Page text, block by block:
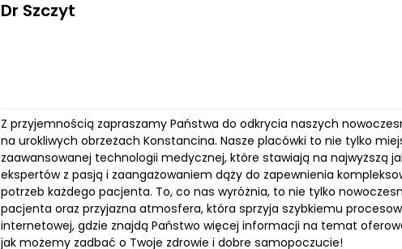
Dr Szczyt
Z przyjemnością zapraszamy Państwa do odkrycia naszych
na urokliwych obrzeżach Konstancina. Nasze placówki to nie tylko
zaawansowanej technologii medycznej, które stawiają na najwyższą
ekspertów z pasją i zaangażowaniem dąży do zapewnienia
potrzeb każdego pacjenta. To, co nas wyróżnia, to nie tylko
pacjenta oraz przyjazna atmosfera, która sprzyja szybkiemu
internetowej, gdzie znajdą Państwo więcej informacji na temat
jak możemy zadbać o Twoje zdrowie i dobre samopoczucie!